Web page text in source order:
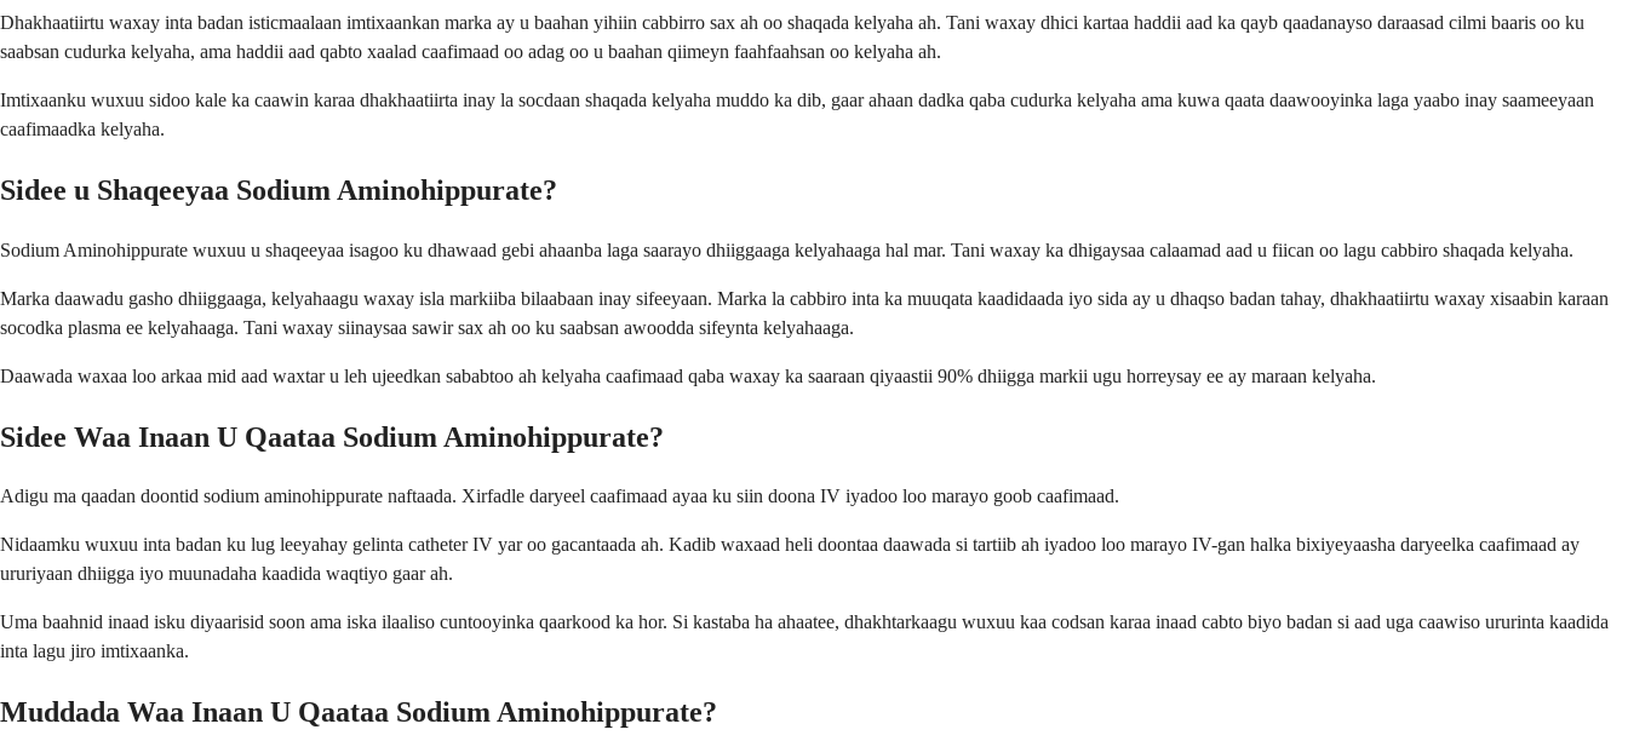
Dhakhaatiirtu waxay inta badan isticmaalaan imtixaankan marka ay u baahan yihiin cabbirro sax ah oo shaqada kelyaha ah. Tani waxay dhici kartaa haddii aad ka qayb qaadanayso daraasad cilmi baaris oo ku
saabsan cudurka kelyaha, ama haddii aad qabto xaalad caafimaad oo adag oo u baahan qiimeyn faahfaahsan oo kelyaha ah.
Imtixaanku wuxuu sidoo kale ka caawin karaa dhakhaatiirta inay la socdaan shaqada kelyaha muddo ka dib, gaar ahaan dadka qaba cudurka kelyaha ama kuwa qaata daawooyinka laga yaabo inay saameeyaan
caafimaadka kelyaha.
Sidee u Shaqeeyaa Sodium Aminohippurate?
Sodium Aminohippurate wuxuu u shaqeeyaa isagoo ku dhawaad gebi ahaanba laga saarayo dhiiggaaga kelyahaaga hal mar. Tani waxay ka dhigaysaa calaamad aad u fiican oo lagu cabbiro shaqada kelyaha.
Marka daawadu gasho dhiiggaaga, kelyahaagu waxay isla markiiba bilaabaan inay sifeeyaan. Marka la cabbiro inta ka muuqata kaadidaada iyo sida ay u dhaqso badan tahay, dhakhaatiirtu waxay xisaabin karaan
socodka plasma ee kelyahaaga. Tani waxay siinaysaa sawir sax ah oo ku saabsan awoodda sifeynta kelyahaaga.
Daawada waxaa loo arkaa mid aad waxtar u leh ujeedkan sababtoo ah kelyaha caafimaad qaba waxay ka saaraan qiyaastii 90% dhiigga markii ugu horreysay ee ay maraan kelyaha.
Sidee Waa Inaan U Qaataa Sodium Aminohippurate?
Adigu ma qaadan doontid sodium aminohippurate naftaada. Xirfadle daryeel caafimaad ayaa ku siin doona IV iyadoo loo marayo goob caafimaad.
Nidaamku wuxuu inta badan ku lug leeyahay gelinta catheter IV yar oo gacantaada ah. Kadib waxaad heli doontaa daawada si tartiib ah iyadoo loo marayo IV-gan halka bixiyeyaasha daryeelka caafimaad ay
ururiyaan dhiigga iyo muunadaha kaadida waqtiyo gaar ah.
Uma baahnid inaad isku diyaarisid soon ama iska ilaaliso cuntooyinka qaarkood ka hor. Si kastaba ha ahaatee, dhakhtarkaagu wuxuu kaa codsan karaa inaad cabto biyo badan si aad uga caawiso ururinta kaadida
inta lagu jiro imtixaanka.
Muddada Waa Inaan U Qaataa Sodium Aminohippurate?